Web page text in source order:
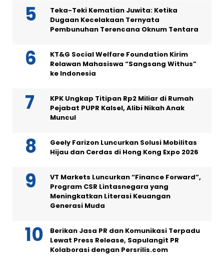
Teka-Teki Kematian Juwita: Ketika
Dugaan Kecelakaan Ternyata
Pembunuhan Terencana Oknum Tentara
KT&G Social Welfare Foundation Kirim
Relawan Mahasiswa “Sangsang Withus”
ke Indonesia
KPK Ungkap Titipan Rp2 Miliar di Rumah
Pejabat PUPR Kalsel, Alibi Nikah Anak
Muncul
Geely Farizon Luncurkan Solusi Mobilitas
Hijau dan Cerdas di Hong Kong Expo 2026
VT Markets Luncurkan “Finance Forward”,
Program CSR Lintasnegara yang
Meningkatkan Literasi Keuangan
Generasi Muda
Berikan Jasa PR dan Komunikasi Terpadu
Lewat Press Release, Sapulangit PR
Kolaborasi dengan Persrilis.com